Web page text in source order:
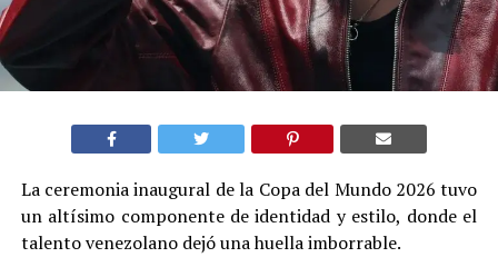
La ceremonia inaugural de la Copa del Mundo 2026 tuvo
un altísimo componente de identidad y estilo, donde el
talento venezolano dejó una huella imborrable.